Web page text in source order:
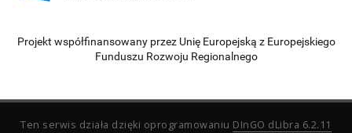
Projekt współfinansowany przez Unię Europejską z Europejskiego
Funduszu Rozwoju Regionalnego
Ten serwis działa dzięki oprogramowaniu DInGO dLibra 6.2.11